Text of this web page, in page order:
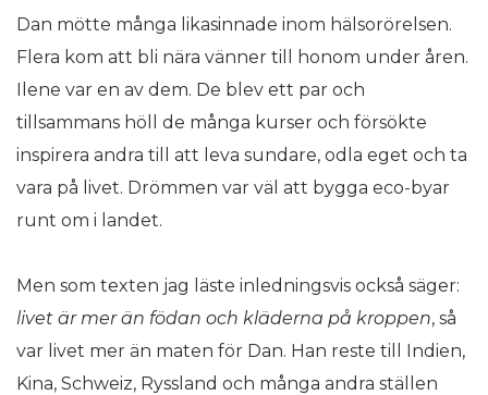
Dan mötte många likasinnade inom hälsorörelsen.
Flera kom att bli nära vänner till honom under åren.
Ilene var en av dem. De blev ett par och
tillsammans höll de många kurser och försökte
inspirera andra till att leva sundare, odla eget och ta
vara på livet. Drömmen var väl att bygga eco-byar
runt om i landet.
Men som texten jag läste inledningsvis också säger:
livet är mer än födan och kläderna på kroppen, så
var livet mer än maten för Dan. Han reste till Indien,
Kina, Schweiz, Ryssland och många andra ställen